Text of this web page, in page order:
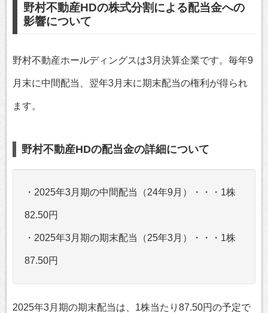
野村不動産HDの株式分割による配当金への
影響について
野村不動産ホールディングスは3月決算企業です。毎年9
月末に中間配当、翌年3月末に期末配当の権利が得られ
ます。
野村不動産HDの配当金の詳細について
・2025年3月期の中間配当（24年9月）・・・1株
82.50円
・2025年3月期の期末配当（25年3月）・・・1株
87.50円
2025年3月期の期末配当は、1株当たり87.50円の予定で